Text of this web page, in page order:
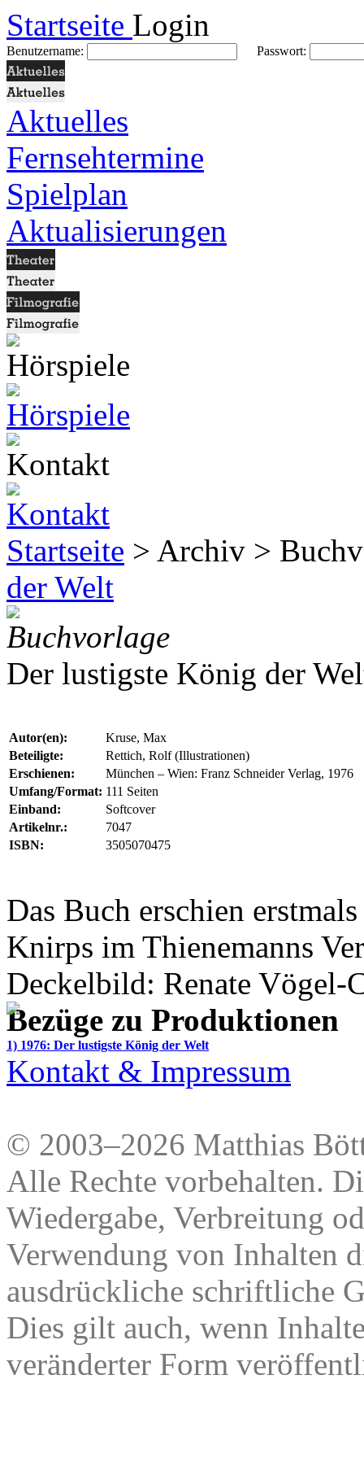
Startseite Login
Benutzername: Passwort:
Aktuelles
Fernsehtermine
Spielplan
Aktualisierungen
Startseite > Archiv >
der Welt
Buchvorlage
Der lustigste König der
Autor(en):
Kruse, Max
Beteiligte:
Rettich, Rolf (Illustrationen)
Erschienen:
München – Wien: Franz Schneider Verlag, 1976
Umfang/Format: 111 Seiten
Einband:
Softcover
Artikelnr.:
7047
ISBN:
3505070475
Das Buch erschien
Knirps im Thienemanns
Deckelbild: Renate Vögel-
Bezüge zu Produktionen
1) 1976: Der lustigste König der Welt
Kontakt & Impressum
© 2003–2026 Matthias
Alle Rechte vorbehalten.
Wiedergabe, Verbreitung
Verwendung von Inhalten
ausdrückliche schriftliche
Dies gilt auch, wenn
veränderter Form